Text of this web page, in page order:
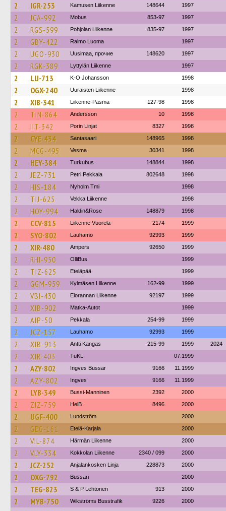
2 IGR-253 Kamusen Liikenne 148644 1997
2 JCA-992 Mobus 853-97 1997
2 RGS-599 Pohjolan Liikenne 835-97 1997
2 GBY-422 Raimo Luoma 1997
2 UGO-930 Uusimaa, прочие 148620 1997
2 RGK-389 Lyttylän Liikenne 1997
2 LIJ-713 K-O Johansson 1998
2 OGX-240 Uuraisten Liikenne 1998
2 XIB-341 Liikenne-Pasma 127-98 1998
2 TIN-864 Andersson 10 1998
2 IIT-342 Porin Linjat 8327 1998
2 CYE-434 Santasaari 148965 1998
2 MCG-495 Vesma 30341 1998
2 HEY-384 Turkubus 148844 1998
2 JEZ-731 Petri Pekkala 802648 1998
2 HIS-184 Nyholm Tmi 1998
2 TIJ-625 Vekka Liikenne 1998
2 HOY-994 Haldin&Rose 148879 1998
2 CCV-815 Liikenne Vuorela 2174 1999
2 SYO-802 Lauhamo 92993 1999
2 XIR-480 Ampers 92650 1999
2 RHI-950 OlliBus 1999
2 TIZ-625 Eteläpää 1999
2 GGM-959 Kylmäsen Liikenne 162-99 1999
2 VBI-430 Elorannan Liikenne 92197 1999
2 XIB-902 Matka-Autot 1999
2 AIP-50 Pekkala 254-99 1999
2 JCZ-157 Lauhamo 92993 1999
2 XIB-913 Antti Kangas 215-99 1999 2024
2 XIR-403 TuKL 07.1999
2 AZY-802 Ingves Bussar 9166 11.1999
2 AZY-802 Ingves 9166 11.1999
2 LYB-349 Bussi-Manninen 2392 2000
2 ZIZ-759 HelB 8496 2000
2 UGF-400 Lundström 2000
2 GEG-161 Etelä-Karjala 2000
2 VIL-874 Härmän Liikenne 2000
2 VLY-334 Kokkolan Liikenne 2340 / 099 2000
2 JCZ-252 Anjalankosken Linja 228873 2000
2 OXG-792 Bussari 2000
2 TEG-823 S & P Lehtonen 913 2000
2 MYB-750 Wikströms Busstrafik 9226 2000